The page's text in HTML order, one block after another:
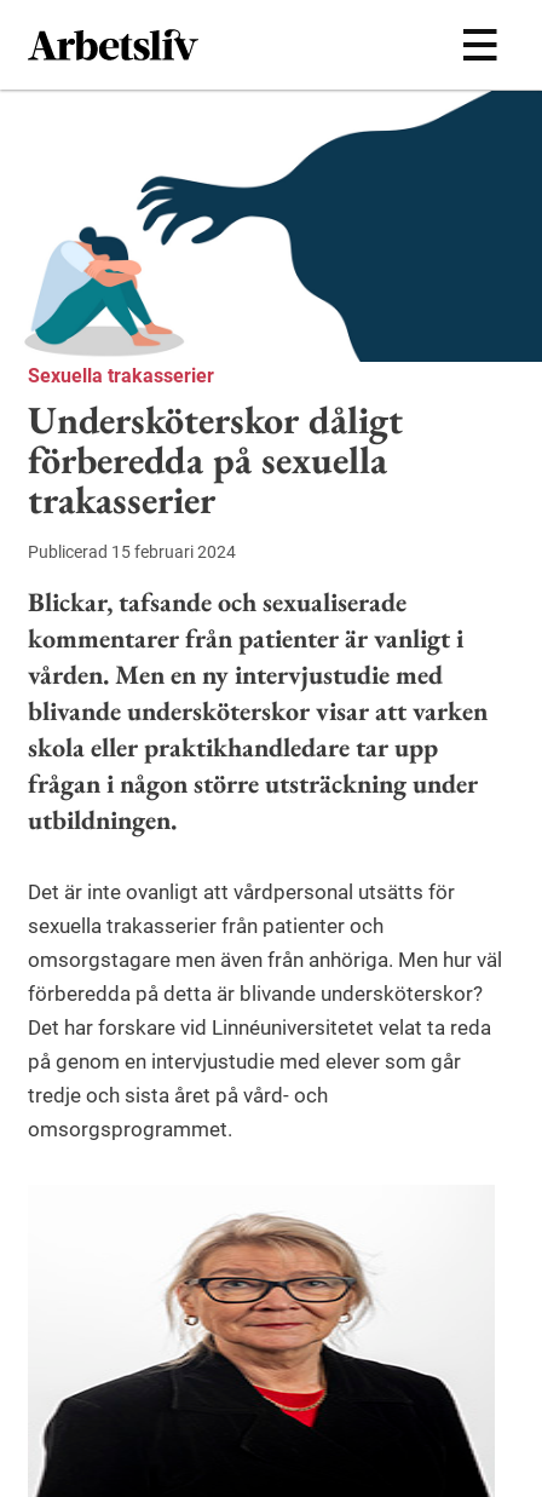
Hoppa till huvudinnehållet
Sexuella trakasserier
Undersköterskor dåligt
förberedda på sexuella
trakasserier
Publicerad 15 februari 2024
Blickar, tafsande och sexualiserade
kommentarer från patienter är vanligt i
vården. Men en ny intervjustudie med
blivande undersköterskor visar att varken
skola eller praktikhandledare tar upp
frågan i någon större utsträckning under
utbildningen.
Det är inte ovanligt att vårdpersonal utsätts för
sexuella trakasserier från patienter och
omsorgstagare men även från anhöriga. Men hur väl
förberedda på detta är blivande undersköterskor?
Det har forskare vid Linnéuniversitetet velat ta reda
på genom en intervjustudie med elever som går
tredje och sista året på vård- och
omsorgsprogrammet.